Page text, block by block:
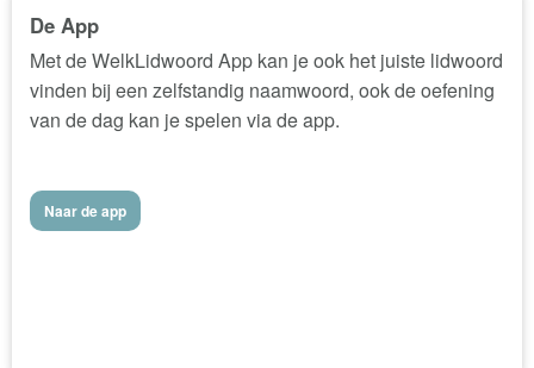
De App
Met de WelkLidwoord App kan je ook het juiste lidwoord
vinden bij een zelfstandig naamwoord, ook de oefening
van de dag kan je spelen via de app.
Naar de app